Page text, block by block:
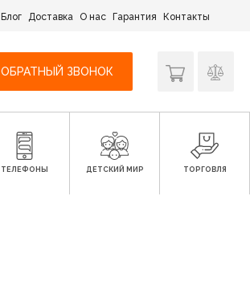
Блог Доставка О нас Гарантия Контакты
ОБРАТНЫЙ ЗВОНОК
ТЕЛЕФОНЫ ДЕТСКИЙ МИР ТОРГОВЛЯ